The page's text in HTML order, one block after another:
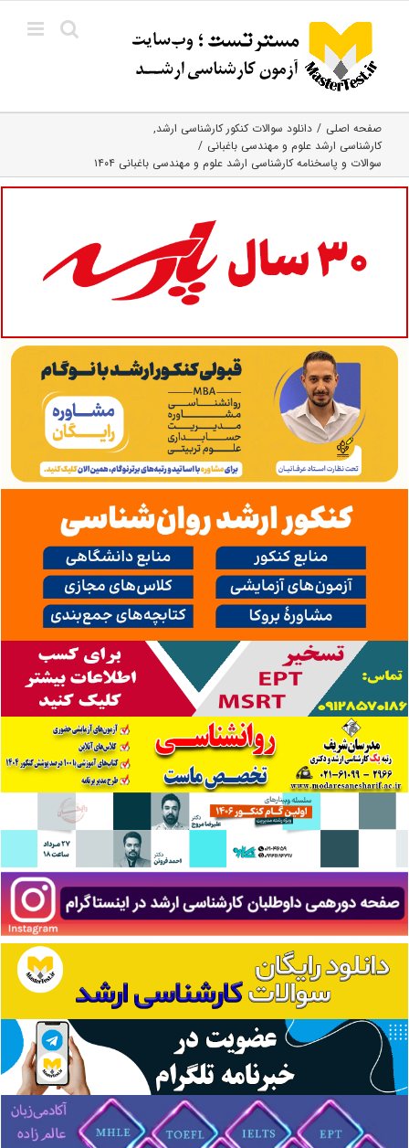
content
صفحه اصلی
دانلود سوالات کنکور کارشناسی ارشد
کارشناسی ارشد علوم و مهندسی باغبانی
سوالات و پاسخنامه کارشناسی ارشد علوم و مهندسی باغبانی ۱۴۰۴